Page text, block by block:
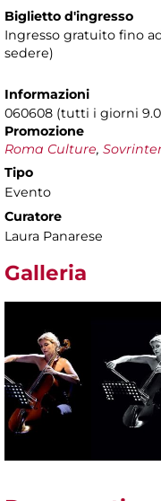
Biglietto d'ingresso
Ingresso gratuito fino
sedere)
Informazioni
060608 (tutti i giorni
Promozione
Roma Culture,
Tipo
Evento
Curatore
Laura Panarese
Galleria